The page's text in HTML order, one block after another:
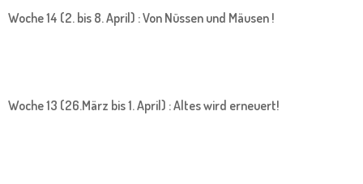
Woche 14 (2. bis 8. April) : Von Nüssen und Mäusen !
Woche 13 (26.März bis 1. April) : Altes wird erneuert!